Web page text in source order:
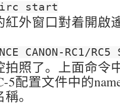
start
紅外窗口對着開啟
CANON-RC1/RC5
照了。上面命令
5配置文件中的
。